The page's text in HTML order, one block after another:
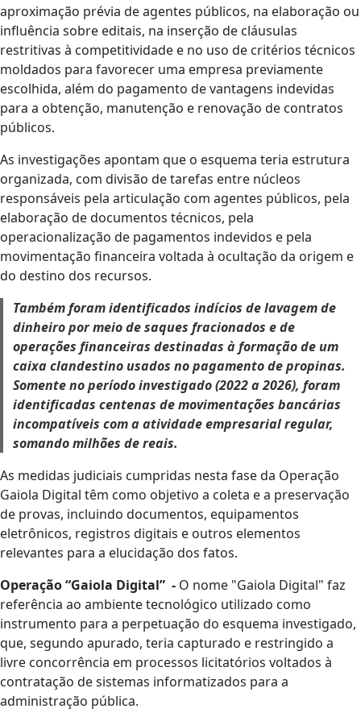
aproximação prévia de agentes públicos, na elaboração ou
influência sobre editais, na inserção de cláusulas
restritivas à competitividade e no uso de critérios técnicos
moldados para favorecer uma empresa previamente
escolhida, além do pagamento de vantagens indevidas
para a obtenção, manutenção e renovação de contratos
públicos.
As investigações apontam que o esquema teria estrutura
organizada, com divisão de tarefas entre núcleos
responsáveis pela articulação com agentes públicos, pela
elaboração de documentos técnicos, pela
operacionalização de pagamentos indevidos e pela
movimentação financeira voltada à ocultação da origem e
do destino dos recursos.
Também foram identificados indícios de lavagem de
dinheiro por meio de saques fracionados e de
operações financeiras destinadas à formação de um
caixa clandestino usados no pagamento de propinas.
Somente no período investigado (2022 a 2026), foram
identificadas centenas de movimentações bancárias
incompatíveis com a atividade empresarial regular,
somando milhões de reais.
As medidas judiciais cumpridas nesta fase da Operação
Gaiola Digital têm como objetivo a coleta e a preservação
de provas, incluindo documentos, equipamentos
eletrônicos, registros digitais e outros elementos
relevantes para a elucidação dos fatos.
Operação “Gaiola Digital” - O nome "Gaiola Digital" faz
referência ao ambiente tecnológico utilizado como
instrumento para a perpetuação do esquema investigado,
que, segundo apurado, teria capturado e restringido a
livre concorrência em processos licitatórios voltados à
contratação de sistemas informatizados para a
administração pública.